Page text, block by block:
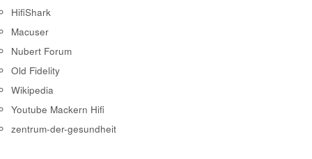
HifiShark
Macuser
Nubert Forum
Old Fidelity
Wikipedia
Youtube Mackern Hifi
zentrum-der-gesundheit